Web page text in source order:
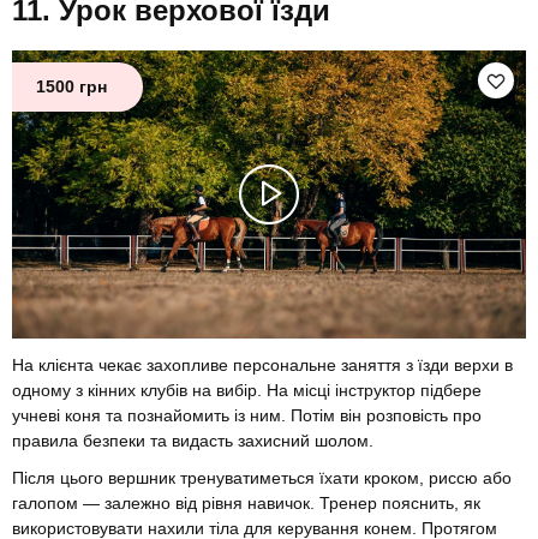
Урок верхової їзди
1500 грн
На клієнта чекає захопливе персональне заняття з їзди верхи в
одному з кінних клубів на вибір. На місці інструктор підбере
учневі коня та познайомить із ним. Потім він розповість про
правила безпеки та видасть захисний шолом.
Після цього вершник тренуватиметься їхати кроком, риссю або
галопом — залежно від рівня навичок. Тренер пояснить, як
використовувати нахили тіла для керування конем. Протягом